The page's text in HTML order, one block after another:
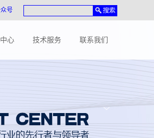
热烈欢迎园区领导来我司指导工作！
号
中心 技术服务 联系我们